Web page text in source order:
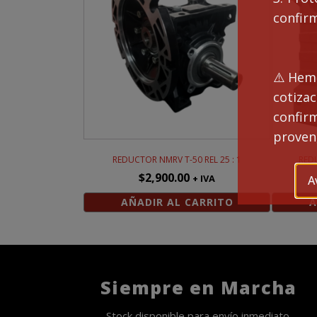
REDUCTOR NMRV T-50 REL 25 : 1
$2,900.00 + IVA
AÑADIR AL CARRITO
Siempre en Marcha